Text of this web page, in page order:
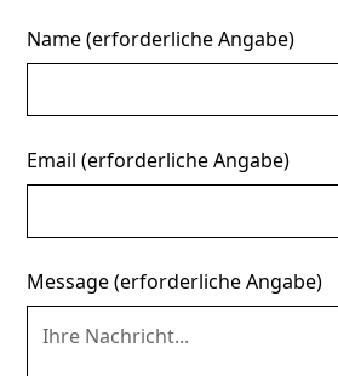
Name (erforderliche Angabe)
Email (erforderliche Angabe)
Message (erforderliche Angabe)